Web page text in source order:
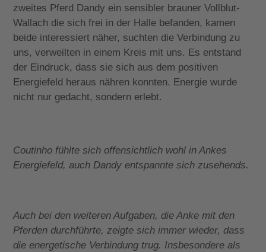
zweites Pferd Dandy ein sensibler brauner Vollblut-
Wallach die sich frei in der Halle befanden, kamen
beide interessiert näher, suchten die Verbindung zu
uns, verweilten in einem Kreis mit uns. Es entstand
der Eindruck, dass sie sich aus dem positiven
Energiefeld heraus nähren konnten. Energie wurde
nicht nur gedacht, sondern erlebt.
Coutinho fühlte sich offensichtlich wohl in Ankes
Energiefeld, auch Dandy entspannte sich zusehends.
Auch bei den weiteren Aufgaben, die Anke mit den
Pferden durchführte, zeigte sich immer wieder, dass
die energetische Verbindung trug. Insbesondere als